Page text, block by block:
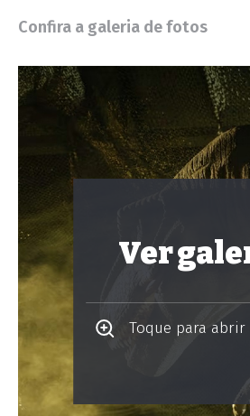
Confira a galeria de fotos
Ver
Toque para abrir